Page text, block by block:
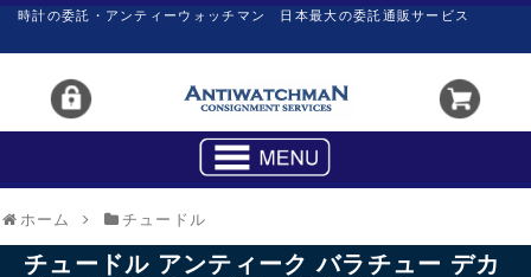
時計の委託・アンティーウォッチマン 日本最大の委託通販サービス
ホーム チュードル
チュードル アンティーク バラチュー デカ